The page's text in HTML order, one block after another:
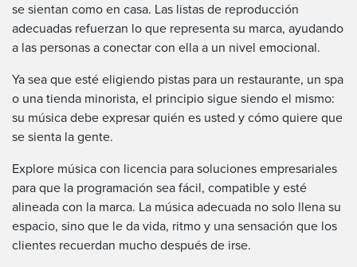
se sientan como en casa. Las listas de reproducción
adecuadas refuerzan lo que representa su marca, ayudando
a las personas a conectar con ella a un nivel emocional.
Ya sea que esté eligiendo pistas para un restaurante, un spa
o una tienda minorista, el principio sigue siendo el mismo:
su música debe expresar quién es usted y cómo quiere que
se sienta la gente.
Explore música con licencia para soluciones empresariales
para que la programación sea fácil, compatible y esté
alineada con la marca. La música adecuada no solo llena su
espacio, sino que le da vida, ritmo y una sensación que los
clientes recuerdan mucho después de irse.